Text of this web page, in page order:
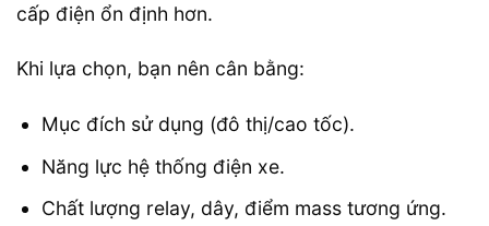
cấp điện ổn định hơn.
Khi lựa chọn, bạn nên cân bằng:
Mục đích sử dụng (đô thị/cao tốc).
Năng lực hệ thống điện xe.
Chất lượng relay, dây, điểm mass tương ứng.